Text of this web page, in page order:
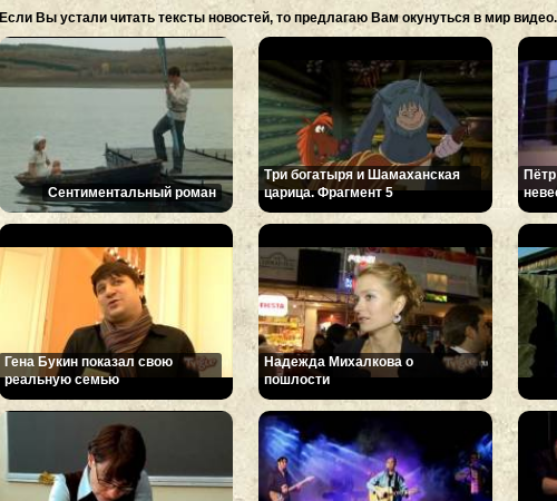
Если Вы устали читать тексты новостей, то предлагаю Вам окунуться в мир видео.
Сентиментальный роман
Три богатыря и Шамаханская
царица. Фрагмент 5
Гена Букин показал свою
реальную семью
Надежда Михалкова о
пошлости